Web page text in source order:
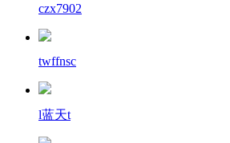
czx7902
twffnsc
l蓝天t